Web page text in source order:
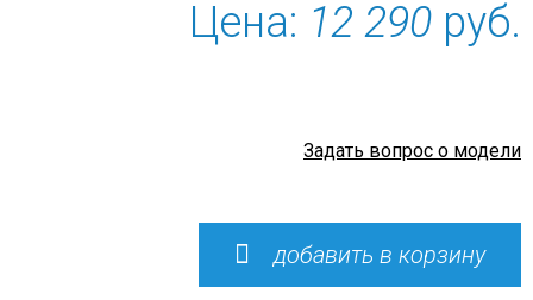
Цена: 12 290руб.
Задать вопрос о модели
добавить в корзину